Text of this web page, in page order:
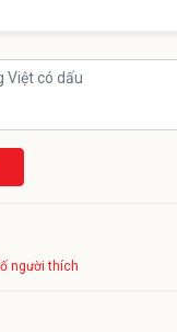
người thích